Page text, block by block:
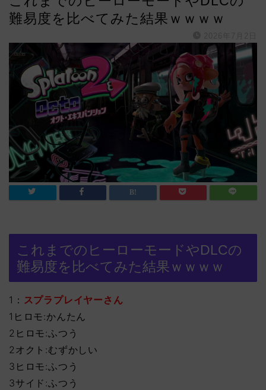
難易度を比べてみた結果ｗｗｗｗ
これまでのヒーローモードやDLCの
難易度を比べてみた結果ｗｗｗｗ
1： スプラプレイヤーさん
1ヒロモ:かんたん
2ヒロモ:ふつう
2オクト:むずかしい
3ヒロモ:ふつう
3サイド:ふつう